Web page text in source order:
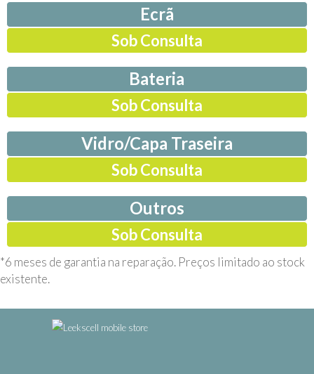
Ecrã
Sob Consulta
Bateria
Sob Consulta
Vidro/Capa Traseira
Sob Consulta
Outros
Sob Consulta
*6 meses de garantia na reparação. Preços limitado ao stock
existente.